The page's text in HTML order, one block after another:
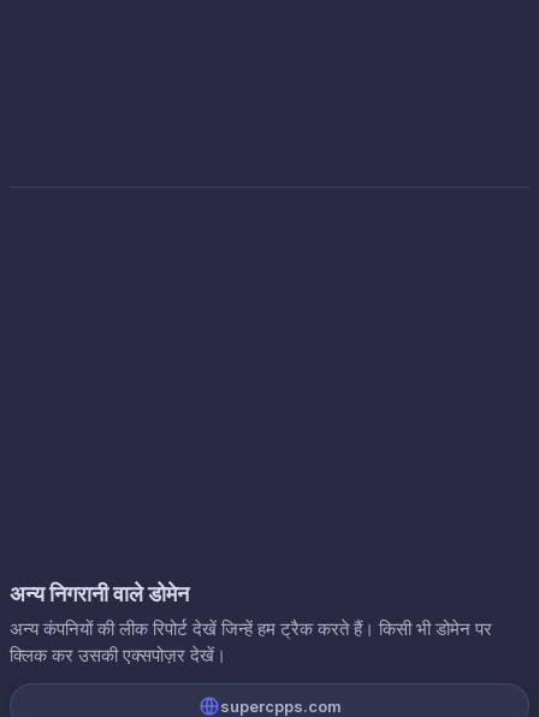
अन्य निगरानी वाले डोमेन
अन्य कंपनियों की लीक रिपोर्ट देखें जिन्हें हम ट्रैक करते हैं। किसी भी डोमेन पर
क्लिक कर उसकी एक्सपोज़र देखें।
supercpps.com